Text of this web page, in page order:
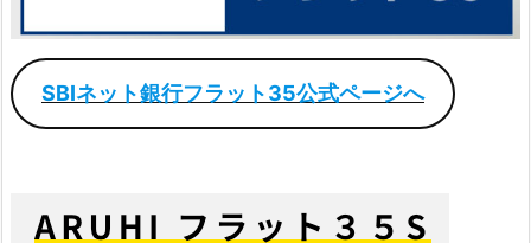
SBIネット銀行フラット35公式ページへ